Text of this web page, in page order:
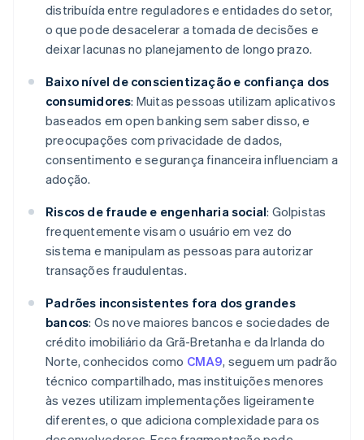
distribuída entre reguladores e entidades do setor,
o que pode desacelerar a tomada de decisões e
deixar lacunas no planejamento de longo prazo.
Baixo nível de conscientização e confiança dos
consumidores: Muitas pessoas utilizam aplicativos
baseados em open banking sem saber disso, e
preocupações com privacidade de dados,
consentimento e segurança financeira influenciam a
adoção.
Riscos de fraude e engenharia social: Golpistas
frequentemente visam o usuário em vez do
sistema e manipulam as pessoas para autorizar
transações fraudulentas.
Padrões inconsistentes fora dos grandes
bancos: Os nove maiores bancos e sociedades de
crédito imobiliário da Grã-Bretanha e da Irlanda do
Norte, conhecidos como CMA9, seguem um padrão
técnico compartilhado, mas instituições menores
às vezes utilizam implementações ligeiramente
diferentes, o que adiciona complexidade para os